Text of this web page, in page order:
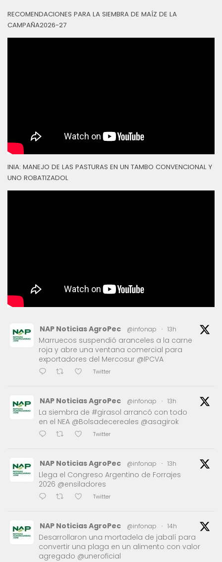
RECOMENDACIONES PARA LA SIEMBRA DE MAÍZ DE LA
CAMPAÑA2026-27
INIA: MANEJO DE LAS PASTURAS EN UN TAMBO CONVENCIONAL Y
UNO ROBATIZADOL
NAP Noticias AgroPec @infonap · 13h
Marruecos suspendió aranceles a la carne
roja y abre una ventana comercial para
exportadores del Mercosur @IPCVA
Twitter
NAP Noticias AgroPec @infonap · 13h
La siembra de #girasol arrancó con todo
en el NEA @Bolsadecereales @asagirok
Twitter
NAP Noticias AgroPec @infonap · 13h
Llega el Congreso Argentino de Forrajes
2026 @ensiladores
Twitter
NAP Noticias AgroPec @infonap · 14h
Desarrollaron una mortadela de jabalí para
convertir una plaga en un alimento con valor
agregado @uneroficial